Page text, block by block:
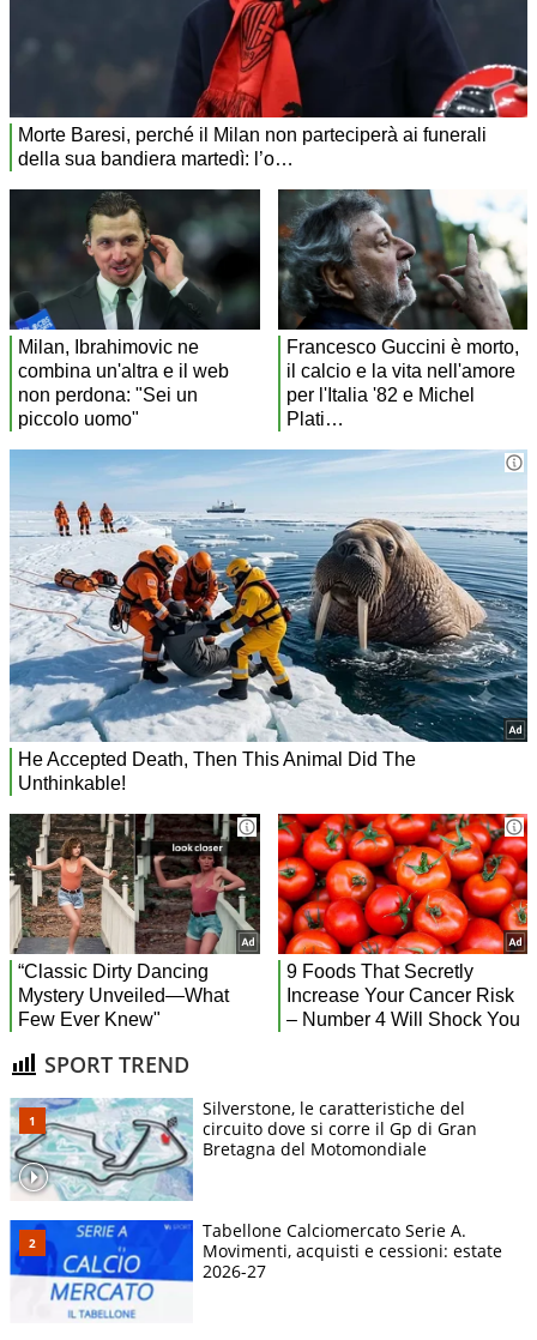
SPORT TREND
Silverstone, le caratteristiche del
circuito dove si corre il Gp di Gran
Bretagna del Motomondiale
Tabellone Calciomercato Serie A.
Movimenti, acquisti e cessioni: estate
2026-27